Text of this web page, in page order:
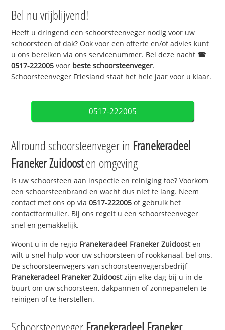
Bel nu vrijblijvend!
Heeft u dringend een schoorsteenveger nodig voor uw
schoorsteen of dak? Ook voor een offerte en/of advies kunt
u ons bereiken via ons servicenummer. Bel deze nacht ☎
0517-222005 voor beste schoorsteenveger.
Schoorsteenveger Friesland staat het hele jaar voor u klaar.
0517-222005
Allround schoorsteenveger in Franekeradeel
Franeker Zuidoosten omgeving
Is uw schoorsteen aan inspectie en reiniging toe? Voorkom
een schoorsteenbrand en wacht dus niet te lang. Neem
contact met ons op via0517-222005 of gebruik het
contactformulier. Bij ons regelt u een schoorsteenveger
snel en gemakkelijk.
Woont u in de regio Franekeradeel Franeker Zuidoosten
wilt u snel hulp voor uw schoorsteen of rookkanaal, bel ons.
De schoorsteenvegers van schoorsteenvegersbedrijf
Franekeradeel Franeker Zuidoostzijn elke dag bij u in de
buurt om uw schoorsteen, dakpannen of zonnepanelen te
reinigen of te herstellen.